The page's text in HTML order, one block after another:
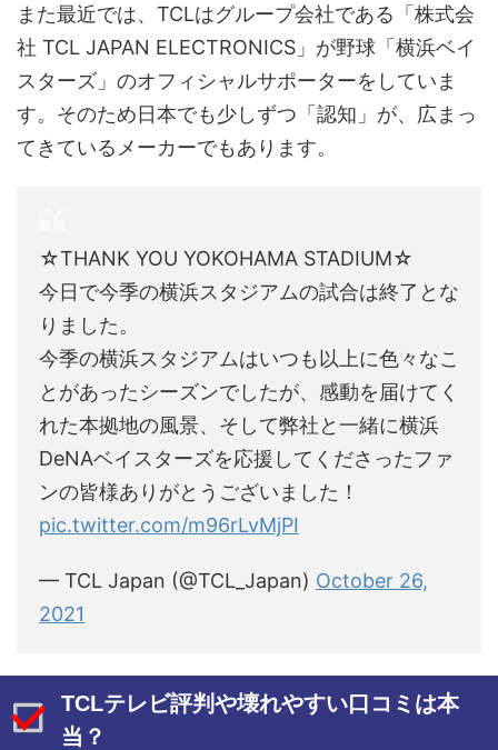
また最近では、TCLはグループ会社である「株式会
社 TCL JAPAN ELECTRONICS」が野球「横浜ベイ
スターズ」のオフィシャルサポーターをしていま
す。そのため日本でも少しずつ「認知」が、広まっ
てきているメーカーでもあります。
☆THANK YOU YOKOHAMA STADIUM☆
今日で今季の横浜スタジアムの試合は終了とな
りました。
今季の横浜スタジアムはいつも以上に色々なこ
とがあったシーズンでしたが、感動を届けてく
れた本拠地の風景、そして弊社と一緒に横浜
DeNAベイスターズを応援してくださったファ
ンの皆様ありがとうございました！
pic.twitter.com/m96rLvMjPI
— TCL Japan (@TCL_Japan) October 26,
2021
TCLテレビ評判や壊れやすい口コミは本
当？